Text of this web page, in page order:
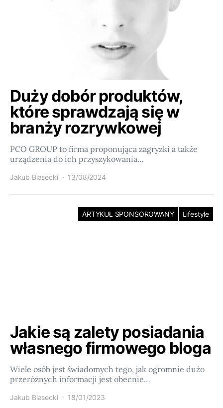
Duży dobór produktów,
które sprawdzają się w
branży rozrywkowej
PCO GROUP to firma proponująca zagryzki a także
urządzenia do ich przyszykowania…
Jakub Biasecki 13/08/2024
ARTYKUŁ SPONSOROWANY Lifestyle
Jakie są zalety posiadania
własnego firmowego bloga
Wiele osób jest świadomych tego, jak ogromnie dużo
przeróżnych informacji jest obecnie…
Jakub Biasecki 18/01/2023